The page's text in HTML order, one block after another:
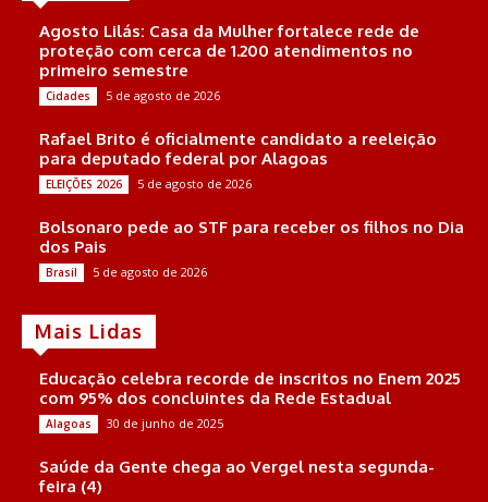
Agosto Lilás: Casa da Mulher fortalece rede de
proteção com cerca de 1.200 atendimentos no
primeiro semestre
Cidades 5 de agosto de 2026
Rafael Brito é oficialmente candidato a reeleição
para deputado federal por Alagoas
ELEIÇÕES 2026 5 de agosto de 2026
Bolsonaro pede ao STF para receber os filhos no Dia
dos Pais
Brasil 5 de agosto de 2026
Mais Lidas
Educação celebra recorde de inscritos no Enem 2025
com 95% dos concluintes da Rede Estadual
Alagoas 30 de junho de 2025
Saúde da Gente chega ao Vergel nesta segunda-
feira (4)